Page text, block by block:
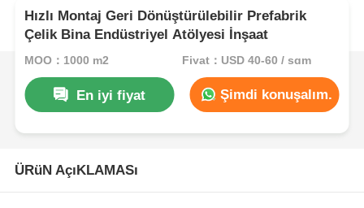
Hızlı Montaj Geri Dönüştürülebilir Prefabrik
Çelik Bina Endüstriyel Atölyesi İnşaat
MOQ：1000 m2 Fiyat：USD 40-60 / sqm
En iyi fiyat Şimdi konuşalım.
ÜRüN AçıKLAMASı